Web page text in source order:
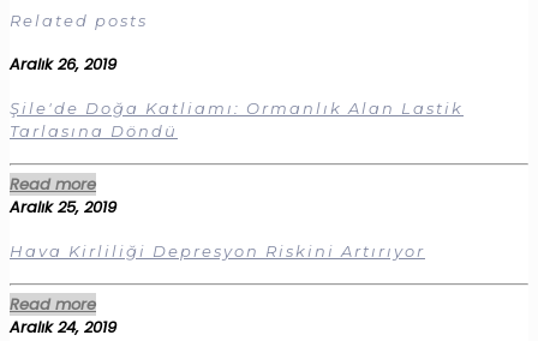
Related posts
Aralık 26, 2019
Şile'de Doğa Katliamı: Ormanlık Alan Lastik
Tarlasına Döndü
Read more
Aralık 25, 2019
Hava Kirliliği Depresyon Riskini Artırıyor
Read more
Aralık 24, 2019